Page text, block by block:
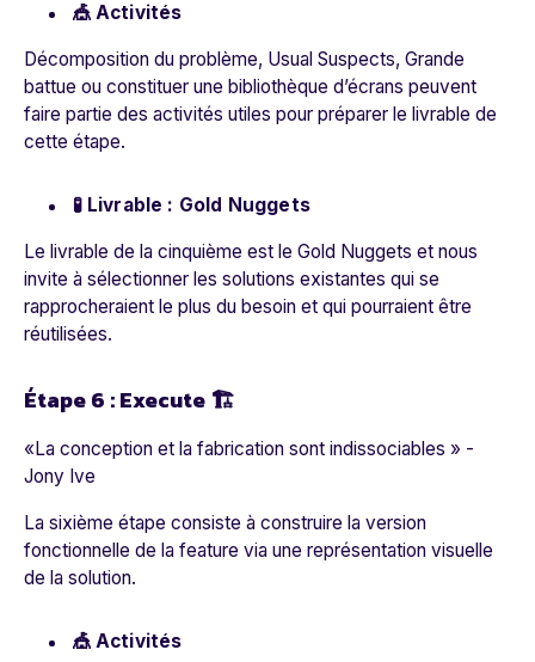
🎪 Activités
Décomposition du problème, Usual Suspects, Grande
battue ou constituer une bibliothèque d’écrans peuvent
faire partie des activités utiles pour préparer le livrable de
cette étape.
🧪 Livrable : Gold Nuggets
Le livrable de la cinquième est le Gold Nuggets et nous
invite à sélectionner les solutions existantes qui se
rapprocheraient le plus du besoin et qui pourraient être
réutilisées.
Étape 6 : Execute 🏗
«La conception et la fabrication sont indissociables » -
Jony Ive
La sixième étape consiste à construire la version
fonctionnelle de la feature via une représentation visuelle
de la solution.
🎪 Activités